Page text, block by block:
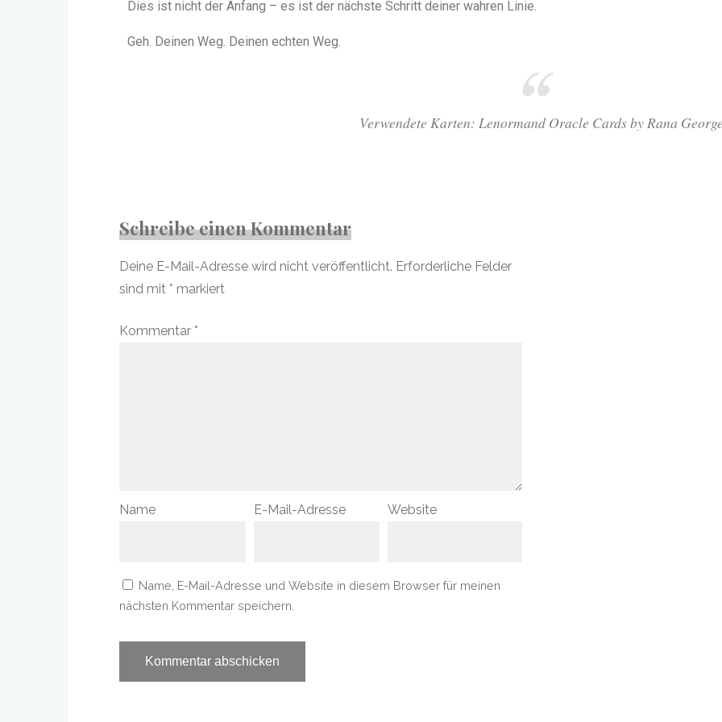
Dies ist nicht der Anfang – es ist der nächste Schritt deiner wahren Linie.
Geh. Deinen Weg. Deinen echten Weg.
Verwendete Karten: Lenormand Oracle Cards by Rana
Schreibe einen Kommentar
Deine E-Mail-Adresse wird nicht veröffentlicht. Erforderliche Felder
sind mit * markiert
Kommentar *
Name E-Mail-Adresse Website
Name, E-Mail-Adresse und Website in diesem Browser für meinen
nächsten Kommentar speichern.